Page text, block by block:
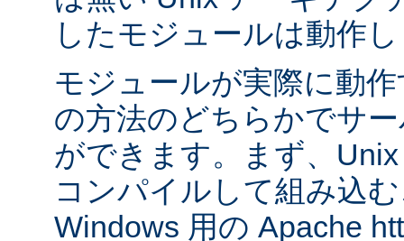
したモジュールは動作
モジュールが実際に動
の方法のどちらかでサ
ができます。まず、
コンパイルして組み込
Windows 用の Apache